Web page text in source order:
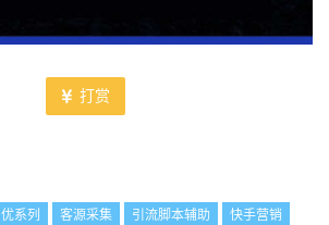
打赏
优系列 客源采集 引流脚本辅助
快手营销